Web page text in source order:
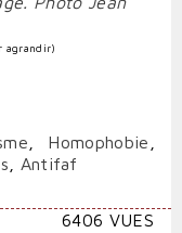
agrandir)
Homophobie
Antifaf
6406 VUES